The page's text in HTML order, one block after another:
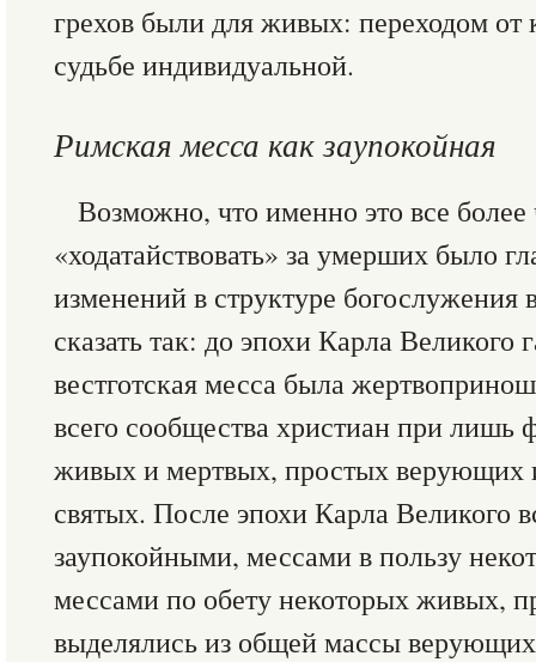
грехов были для живых: переходом от
судьбе индивидуальной.
Римская месса как заупокойная
Возможно, что именно это все более
«ходатайствовать» за умерших было
изменений в структуре
сказать так: до эпохи Карла Великого
вестготская месса была
всего сообщества христиан при лишь
живых и мертвых, простых верующих
святых. После эпохи Карла Великого
заупокойными, мессами в пользу
мессами по обету некоторых живых,
выделялись из общей массы